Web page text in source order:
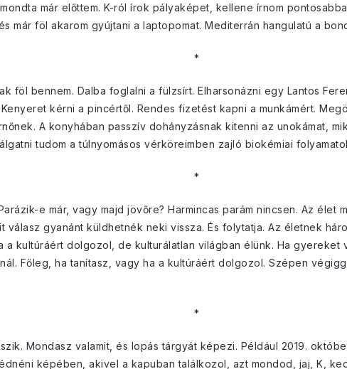
már előttem. K-ról írok pályaképet, kellene írnom
már föl akarom gyújtani a laptopomat. Mediterrán hangulatú a
*
föl bennem. Dalba foglalni a fülzsírt. Elharsonázni egy Lantos
kérni a pincértől. Rendes fizetést kapni a munkámért.
A konyhában passzív dohányzásnak kitenni az unokámat,
tudom a túlnyomásos vérköreimben zajló biokémiai
*
e már, vagy majd jövőre? Harmincas parám nincsen. Az élet
válasz gyanánt küldhetnék neki vissza. És folytatja. Az életnek
a kultúráért dolgozol, de kulturálatlan világban élünk. Ha gyereket
Főleg, ha tanítasz, vagy ha a kultúráért dolgozol. Szépen
*
Mondasz valamit, és lopás tárgyát képezi. Például 2019.
képében, akivel a kapuban találkozol, azt mondod, jaj, K,